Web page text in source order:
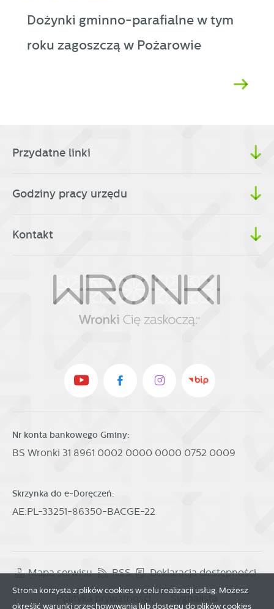
Dożynki gminno-parafialne w tym
roku zagoszczą w Pożarowie
Przydatne linki
Godziny pracy urzędu
Kontakt
Nr konta bankowego Gminy:
BS Wronki 31 8961 0002 0000 0000 0752 0009
Skrzynka do e-Doręczeń:
AE:PL-33251-86350-BACGE-22
Mapa serwisu RSS Deklaracja dostępności
Polityka prywatności Sygnalista
Strona korzysta z plików cookies w celu realizacji usług. Możesz
określić warunki przechowywania lub dostępu do plików cookies